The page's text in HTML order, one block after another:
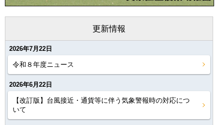
更新情報
2026年7月22日
令和８年度ニュース
2026年6月22日
【改訂版】台風接近・通貨等に伴う気象警報時の対応につ
いて